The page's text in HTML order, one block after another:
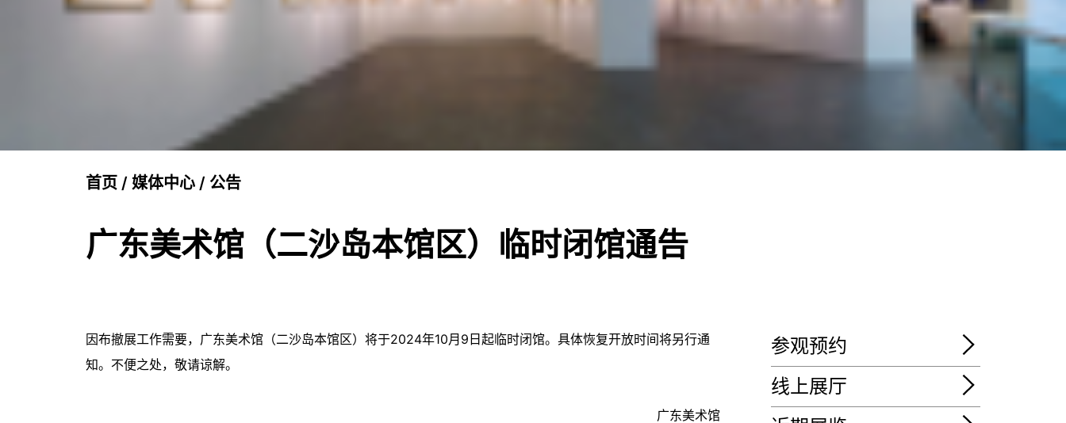
首页 / 媒体中心 / 公告
广东美术馆（二沙岛本馆区）临时闭馆通告
因布撤展工作需要，广东美术馆（二沙岛本馆区）将于2024年10月9日起临时闭馆。具体恢复开放时间将另行通
知。不便之处，敬请谅解。
广东美术馆
参观预约
线上展厅